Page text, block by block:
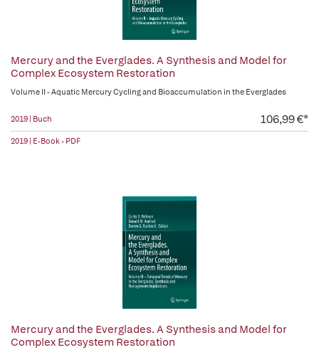
Mercury and the Everglades. A Synthesis and Model for
Complex Ecosystem Restoration
Volume II - Aquatic Mercury Cycling and Bioaccumulation in the Everglades
2019 | Buch 106,99 €*
2019 | E-Book - PDF
Mercury and the Everglades. A Synthesis and Model for
Complex Ecosystem Restoration